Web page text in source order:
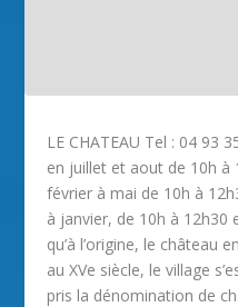
LE CHATEAU Tel : 04 93
en juillet et aout de 10h à
février à mai de 10h à
à janvier, de 10h à 12h30
qu’à l’origine, le château
au XVe siècle, le village
pris la dénomination de